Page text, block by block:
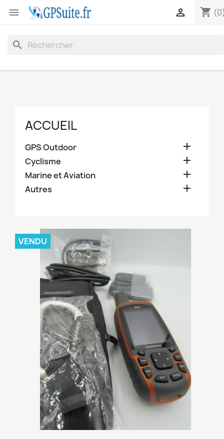
 shopping_cart

search
ACCUEIL
GPS Outdoor 
Cyclisme 
Marine et Aviation 
Autres 
VENDU